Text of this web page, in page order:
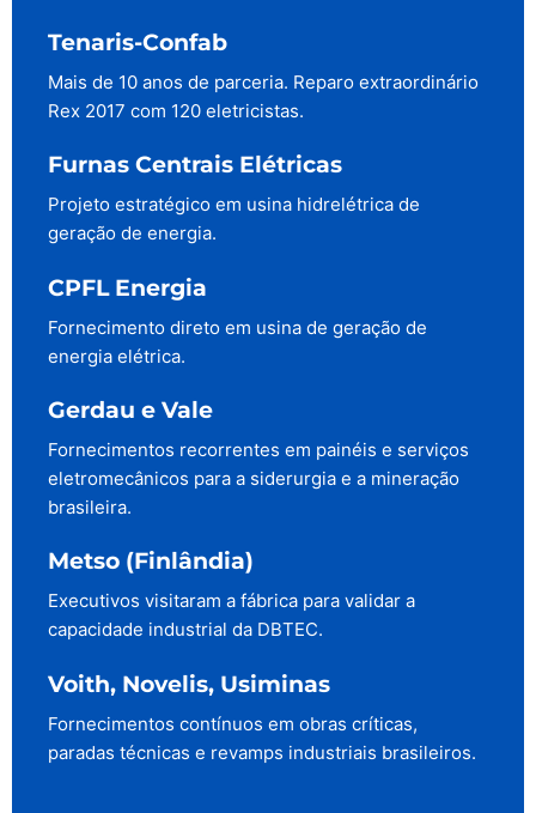
Tenaris-Confab
Mais de 10 anos de parceria. Reparo extraordinário
Rex 2017 com 120 eletricistas.
Furnas Centrais Elétricas
Projeto estratégico em usina hidrelétrica de
geração de energia.
CPFL Energia
Fornecimento direto em usina de geração de
energia elétrica.
Gerdau e Vale
Fornecimentos recorrentes em painéis e serviços
eletromecânicos para a siderurgia e a mineração
brasileira.
Metso (Finlândia)
Executivos visitaram a fábrica para validar a
capacidade industrial da DBTEC.
Voith, Novelis, Usiminas
Fornecimentos contínuos em obras críticas,
paradas técnicas e revamps industriais brasileiros.